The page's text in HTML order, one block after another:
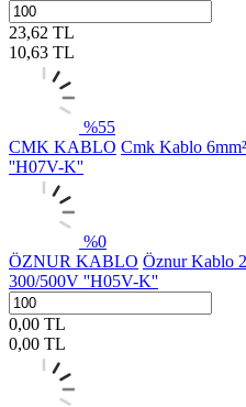
23,62 TL
10,63 TL
%55
CMK KABLO Cmk Kablo
''H07V-K''
%0
ÖZNUR KABLO Öznur Kablo
300/500V ''H05V-K''
0,00 TL
0,00 TL